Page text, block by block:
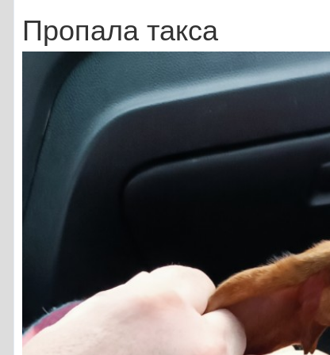
Пропала такса